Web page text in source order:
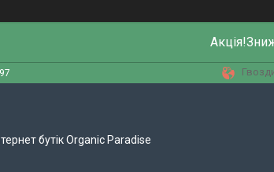
бутік Organic Paradise